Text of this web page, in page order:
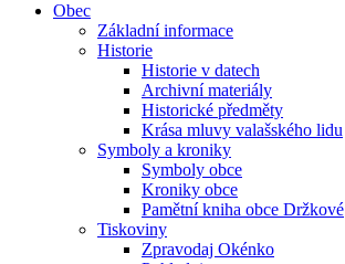
Obec
Základní informace
Historie
Historie v datech
Archivní materiály
Historické předměty
Krása mluvy valašského lidu
Symboly a kroniky
Symboly obce
Kroniky obce
Pamětní kniha obce Držkové
Tiskoviny
Zpravodaj Okénko